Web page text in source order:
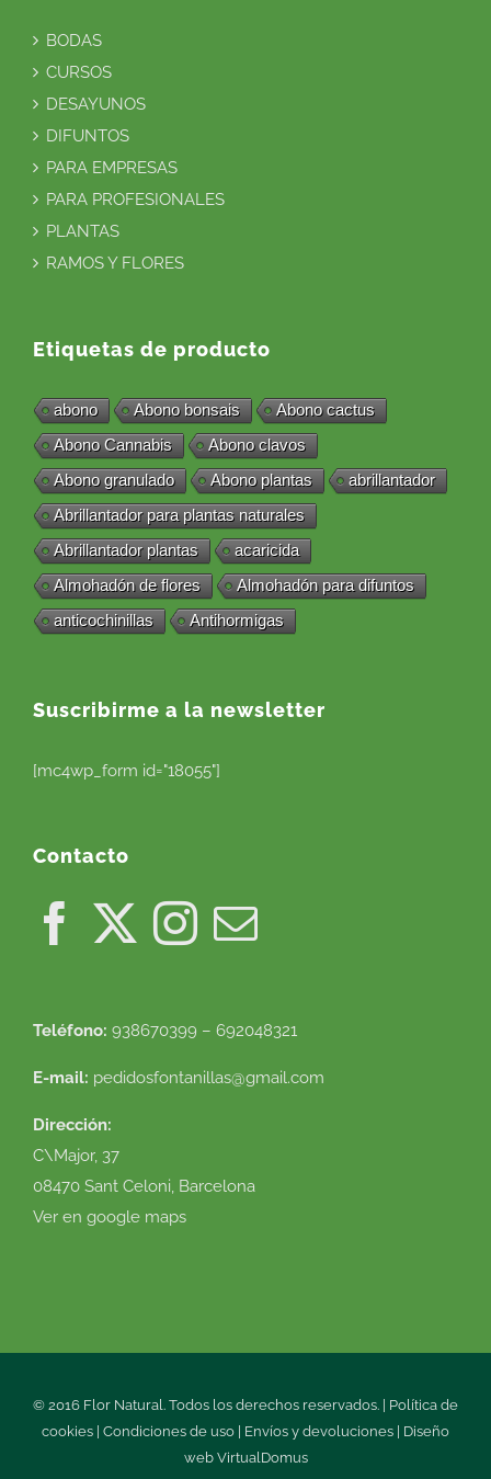
BODAS
CURSOS
DESAYUNOS
DIFUNTOS
PARA EMPRESAS
PARA PROFESIONALES
PLANTAS
RAMOS Y FLORES
Etiquetas de producto
abono Abono bonsais
Abono cactus
Abono Cannabis
Abono clavos
Abono granulado
Abono plantas
abrillantador
Abrillantador para plantas naturales
Abrillantador plantas
acaricida
Almohadón de flores
Almohadón para difuntos
anticochinillas
Antihormigas
Suscribirme a la newsletter
[mc4wp_form id="18055"]
Contacto
Teléfono: 938670399 – 692048321
E-mail: pedidosfontanillas@gmail.com
Dirección:
C\Major, 37
08470 Sant Celoni, Barcelona
Ver en google maps
© 2016 Flor Natural. Todos los derechos reservados. | Política de
cookies | Condiciones de uso | Envíos y devoluciones | Diseño
web VirtualDomus